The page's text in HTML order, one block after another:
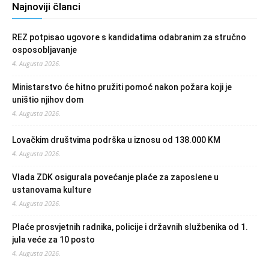
Najnoviji članci
REZ potpisao ugovore s kandidatima odabranim za stručno
osposobljavanje
4. Augusta 2026.
Ministarstvo će hitno pružiti pomoć nakon požara koji je
uništio njihov dom
4. Augusta 2026.
Lovačkim društvima podrška u iznosu od 138.000 KM
4. Augusta 2026.
Vlada ZDK osigurala povećanje plaće za zaposlene u
ustanovama kulture
4. Augusta 2026.
Plaće prosvjetnih radnika, policije i državnih službenika od 1.
jula veće za 10 posto
4. Augusta 2026.